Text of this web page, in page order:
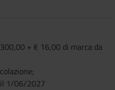
+ € 16,00 di marca da
il 1/06/2027